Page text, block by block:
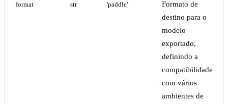
format str 'paddle'
Formato de
destino para o
modelo
exportado,
definindo a
compatibilidade
com vários
ambientes de